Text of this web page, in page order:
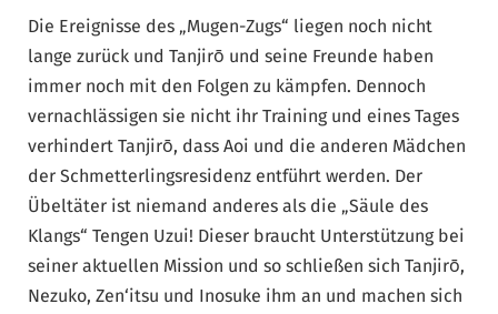
Die Ereignisse des „Mugen-Zugs“ liegen noch nicht
lange zurück und Tanjirō und seine Freunde haben
immer noch mit den Folgen zu kämpfen. Dennoch
vernachlässigen sie nicht ihr Training und eines Tages
verhindert Tanjirō, dass Aoi und die anderen Mädchen
der Schmetterlingsresidenz entführt werden. Der
Übeltäter ist niemand anderes als die „Säule des
Klangs“ Tengen Uzui! Dieser braucht Unterstützung bei
seiner aktuellen Mission und so schließen sich Tanjirō,
Nezuko, Zen‘itsu und Inosuke ihm an und machen sich